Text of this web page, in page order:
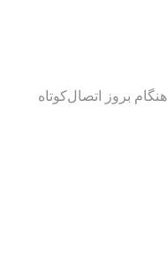
بروز اتصال‌کوتاه